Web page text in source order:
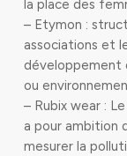
la place des
– Etymon :
associations et
développement
ou
– Rubix wear :
a pour ambition
mesurer la